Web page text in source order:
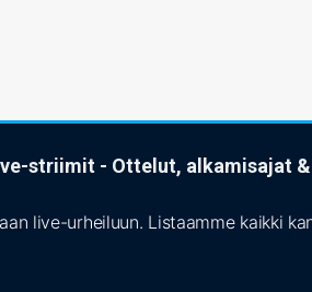
striimit - Ottelut, alkamisajat
live-urheiluun. Listaamme kaikki